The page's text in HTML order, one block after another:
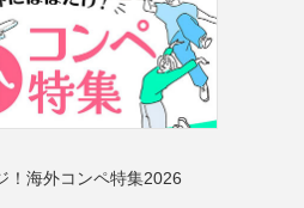
！海外コンペ特集2026